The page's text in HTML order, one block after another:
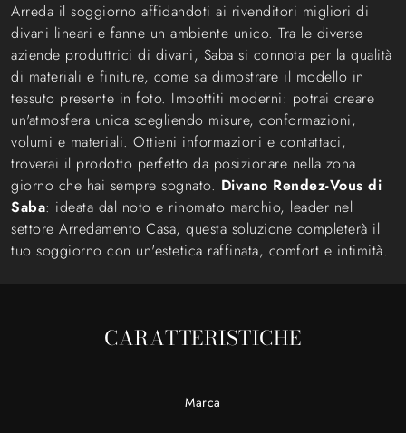
Arreda il soggiorno affidandoti ai rivenditori migliori di
divani lineari e fanne un ambiente unico. Tra le diverse
aziende produttrici di divani, Saba si connota per la qualità
di materiali e finiture, come sa dimostrare il modello in
tessuto presente in foto. Imbottiti moderni: potrai creare
un'atmosfera unica scegliendo misure, conformazioni,
volumi e materiali. Ottieni informazioni e contattaci,
troverai il prodotto perfetto da posizionare nella zona
giorno che hai sempre sognato. Divano Rendez-Vous di
Saba: ideata dal noto e rinomato marchio, leader nel
settore Arredamento Casa, questa soluzione completerà il
tuo soggiorno con un'estetica raffinata, comfort e intimità.
CARATTERISTICHE
Marca